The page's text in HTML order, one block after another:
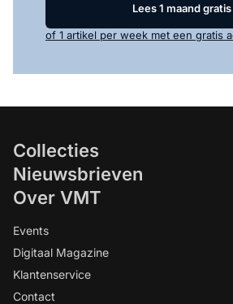
Lees 1 maand gratis
of 1 artikel per week met een gratis
Collecties
Nieuwsbrieven
Over VMT
Events
Digitaal Magazine
Klantenservice
Contact